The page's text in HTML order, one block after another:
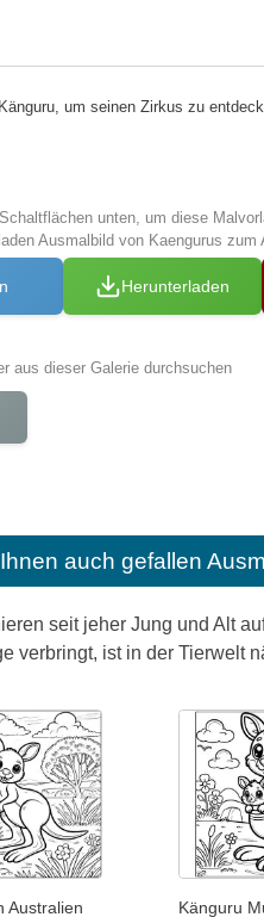
um seinen Zirkus zu
unten, um diese
Ausmalbild von Kaengurus zum
Herunterladen
aus dieser Galerie durchsuchen
auch gefallen
seit jeher Jung und Alt
verbringt, ist in der Tierwelt
Australien
Känguru